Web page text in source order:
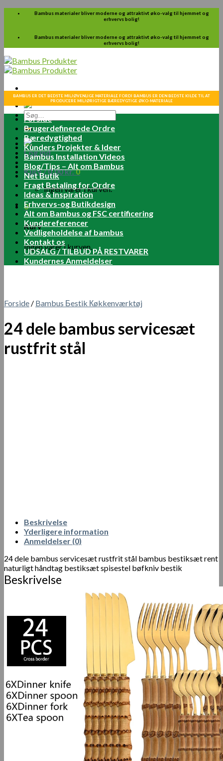
Skip
Bambus materialer bliver moderne og attraktivt øko-valg til hjemmet og
erhvervs bolig!
Bambus materialer bliver moderne og attraktivt øko-valg til hjemmet og
erhvervs bolig!
Søg
efter:
Log ind
Kurv /0.00kr.0
Ingen varer i kurven.
0
Kurv
Ingen varer i kurven.
BAMBUS ER DET BEDSTE MILJØVENLIGE MATERIALE FORDI BAMBUS ER DEN BEDSTE KILDE TIL AT
PRODUCERE MILJØRIGTIGE BÆREDYGTIGE ØKO-MATERIALE
Forside
Brugerdefinerede Ordre
Bæredygtighed
Kunders Projekter & Ideer
Bambus Installation Videos
Blog/Tips – Alt om Bambus
Net Butik
Fragt Betaling for Ordre
Ideas & Inspiration
Erhvervs-og Butikdesign
Alt om Bambus og FSC certificering
Kundereferencer
Vedligeholdelse af bambus
Kontakt os
UDSALG / TILBUD PÅ RESTVARER
Kundernes Anmeldelser
Forside / Bambus Бestik Кøkkenværktøj
24 dele bambus servicesæt
rustfrit stål
Beskrivelse
Yderligere information
Anmeldelser (0)
24 dele bambus servicesæt rustfrit stål bambus bestiksæt rent
naturligt håndtag bestiksæt spisestel bøfkniv bestik
Beskrivelse